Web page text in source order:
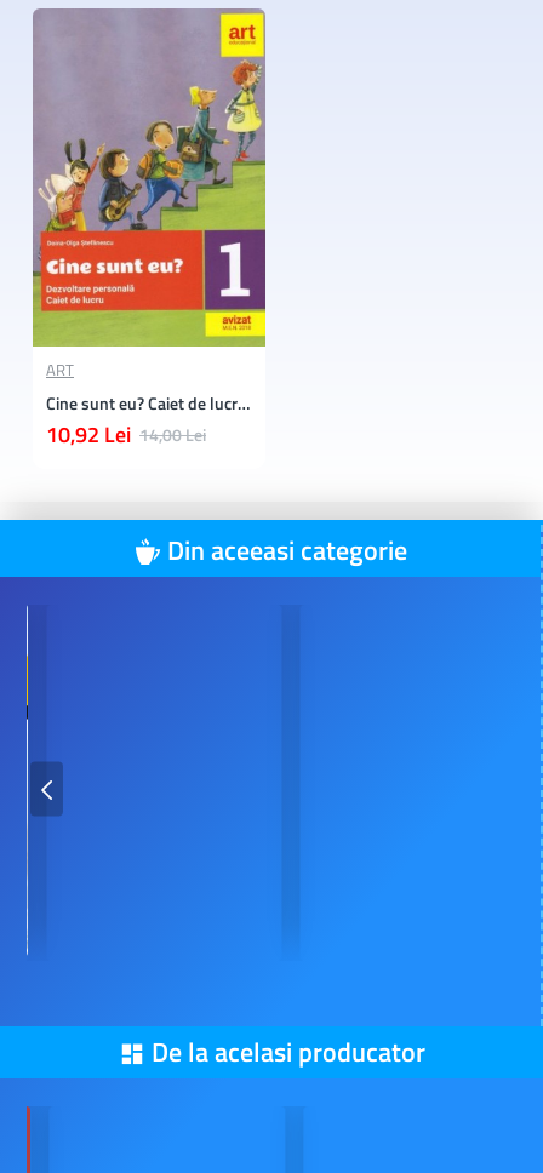
ART
Cine sunt eu? Caiet de lucru - Dezvoltare Personala pentru Clasa 1
10,92 Lei 14,00 Lei
Din aceeasi categorie
De la acelasi producator